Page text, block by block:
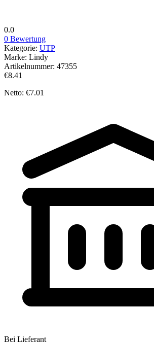
0.0
0 Bewertung
Kategorie: UTP
Marke: Lindy
Artikelnummer: 47355
€8.41
Netto: €7.01
Bei Lieferant